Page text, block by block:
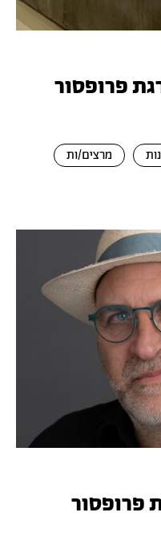
פרופסור
מרצים/ות
פרופסור